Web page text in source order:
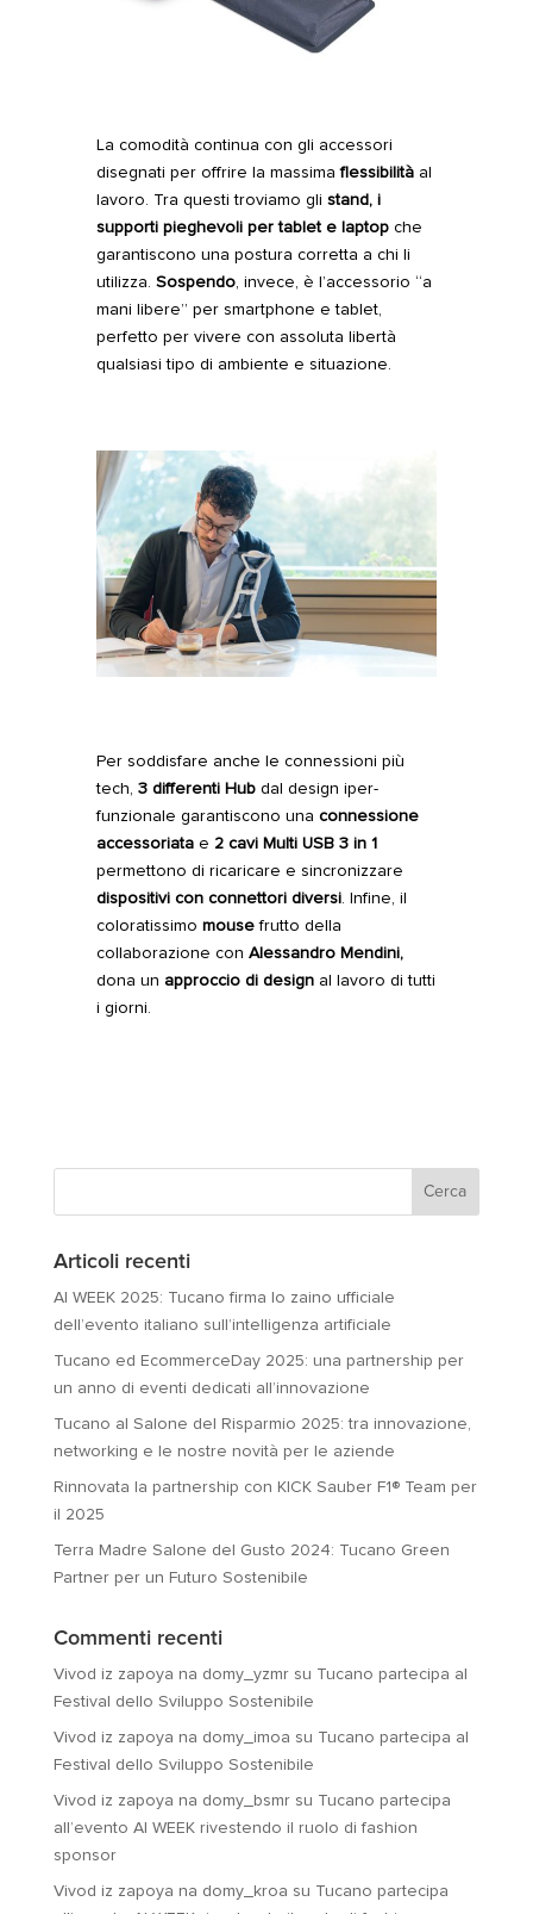
La comodità continua con gli accessori
disegnati per offrire la massimaflessibilitàal
lavoro. Tra questi troviamo gli stand, i
supporti pieghevoli per tablet e laptopche
garantiscono una postura corretta a chi li
utilizza. Sospendo, invece, è l’accessorio “a
mani libere” per smartphone e tablet,
perfetto per vivere con assoluta libertà
qualsiasi tipo di ambiente e situazione.
Per soddisfare anche le connessioni più
tech, 3 differenti Hubdal design iper-
funzionale garantiscono una connessione
accessoriatae 2 cavi Multi USB 3 in 1
permettono di ricaricare e sincronizzare
dispositivi con connettori diversi. Infine, il
coloratissimo mouse frutto della
collaborazione con Alessandro Mendini,
dona un approccio di designal lavoro di tutti
i giorni.
Articoli recenti
AI WEEK 2025: Tucano firma lo zaino ufficiale
dell’evento italiano sull’intelligenza artificiale
Tucano ed EcommerceDay 2025: una partnership per
un anno di eventi dedicati all’innovazione
Tucano al Salone del Risparmio 2025: tra innovazione,
networking e le nostre novità per le aziende
Rinnovata la partnership con KICK Sauber F1® Team per
il 2025
Terra Madre Salone del Gusto 2024: Tucano Green
Partner per un Futuro Sostenibile
Commenti recenti
Vivod iz zapoya na domy_yzmrsu Tucano partecipa al
Festival dello Sviluppo Sostenibile
Vivod iz zapoya na domy_imoa su Tucano partecipa al
Festival dello Sviluppo Sostenibile
Vivod iz zapoya na domy_bsmrsu Tucano partecipa
all’evento AI WEEK rivestendo il ruolo di fashion
sponsor
Vivod iz zapoya na domy_kroa su Tucano partecipa